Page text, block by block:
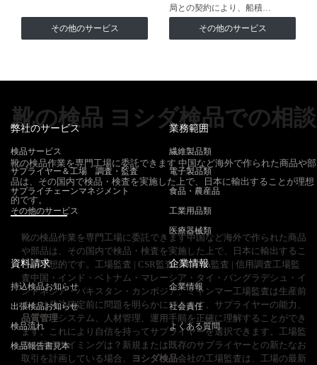
その他のサービス
局との契約により、船積…
その他のサービス
靴の検品 ヨシダ検品での相談
靴の検品作業を専門工場に委託できます 中国など海外で作られた商品や部
品は、その国内で検品・検査を実施した上で、日本に輸出することが理想
的です。
靴の検品作業を専門工場に委託できます中国など海外で作られた商品
や部品は、その国内で検品・検査を実施した上で、日本に輸出するこ
とが理想的です。工場監査 | CSR監査 | SMETA監査 | 信用調査工場監
査中国・インド・ベトナム・マレーシア・タイ・バングラデシュ・イ
ンドネシア・パキスタン・カンボジア、ミャンマー工場監査は生産前
または発注確定前に問題を明らかにできます。サプライヤーの能力、
品質管理システム、人材管理、運用手順を正確に理解することができ
ます。これにより自信を持ってサプライヤーを選択できます。工場監
査を行うタイミングは？新規または既存のサプライヤーとの新たなお
取引を計画している場合、
ヨシダ検品会社の工場監査は、工場の最新
弊社のサービス
検品サービス
サプライヤー＆工場 調査・監査
サプライチェーンマネジメント
その他のサービス
業務範囲
繊維製品類
電子製品類
食品・農産品
工業用品類
医療器械類
資料請求
持込検品お知らせ
出張検品お知らせ
検品流れ
検品報告書見本
企業情報
企業情報
社会責任
よくある質問